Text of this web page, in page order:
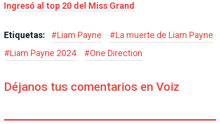
Ingresó al top 20 del Miss Grand
Etiquetas: #Liam Payne #La muerte de Liam Payne
#Liam Payne 2024 #One Direction
Déjanos tus comentarios en Voiz